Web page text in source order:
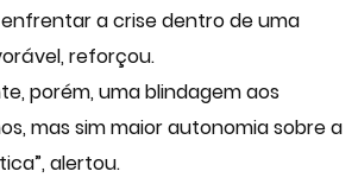
a crise dentro de uma
reforçou.
porém, uma blindagem aos
mas sim maior autonomia sobre a
alertou.